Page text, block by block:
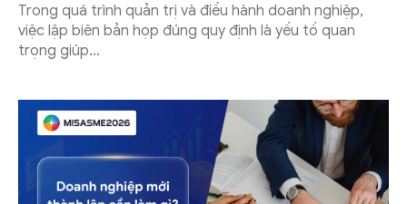
Trong quá trình quản trị và điều hành doanh nghiệp,
việc lập biên bản họp đúng quy định là yếu tố quan
trọng giúp...